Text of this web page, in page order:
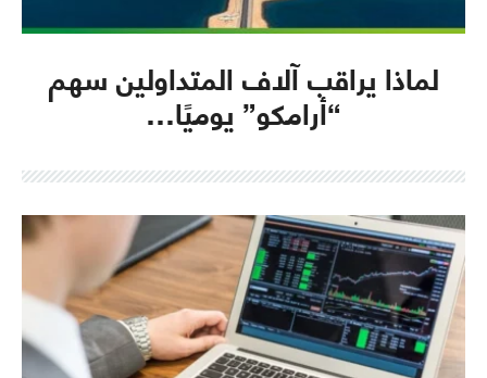
لماذا يراقب آلاف المتداولين سهم
“أرامكو” يوميًا…